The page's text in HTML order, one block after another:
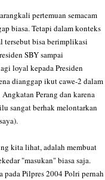
pertemuan semacam
biasa. Tetapi dalam konteks
tersebut bisa berimplikasi
SBY sampai
loyal kepada Presiden
dianggap ikut cawe-2 dalam
Perang dan karena
sangat berhak melontarkan
kita lihat, adalah membuat
"masukan" biasa saja.
pada Pilpres 2004 Polri pernah